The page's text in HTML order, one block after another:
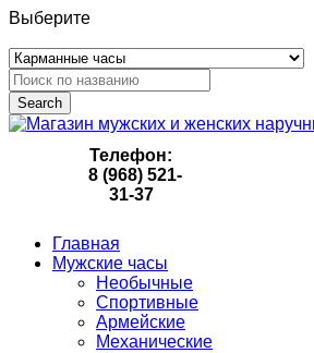
Выберите
Search
Телефон:
8 (968) 521-
31-37
Главная
Мужские часы
Необычные
Спортивные
Армейские
Механические